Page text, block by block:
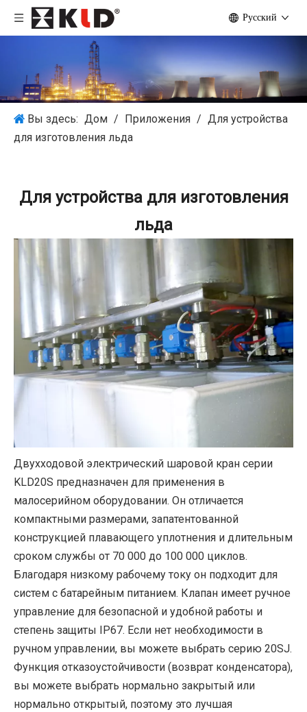
Pусский
Вы здесь: Дом / Приложения / Для устройства
для изготовления льда
Для устройства для изготовления
льда
Двухходовой электрический шаровой кран серии
KLD20S предназначен для применения в
малосерийном оборудовании. Он отличается
компактными размерами, запатентованной
конструкцией плавающего уплотнения и длительным
сроком службы от 70 000 до 100 000 циклов.
Благодаря низкому рабочему току он подходит для
систем с батарейным питанием. Клапан имеет ручное
управление для безопасной и удобной работы и
степень защиты IP67. Если нет необходимости в
ручном управлении, вы можете выбрать серию 20SJ.
Функция отказоустойчивости (возврат конденсатора),
вы можете выбрать нормально закрытый или
нормально открытый, поэтому это лучшая